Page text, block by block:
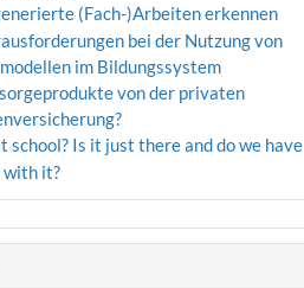
(Fach-)Arbeiten erkennen
bei der Nutzung von
im Bildungssystem
von der privaten
school? Is it just there and do we have
with it?